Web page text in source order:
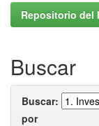
Repositorio del
Buscar
Buscar:
por